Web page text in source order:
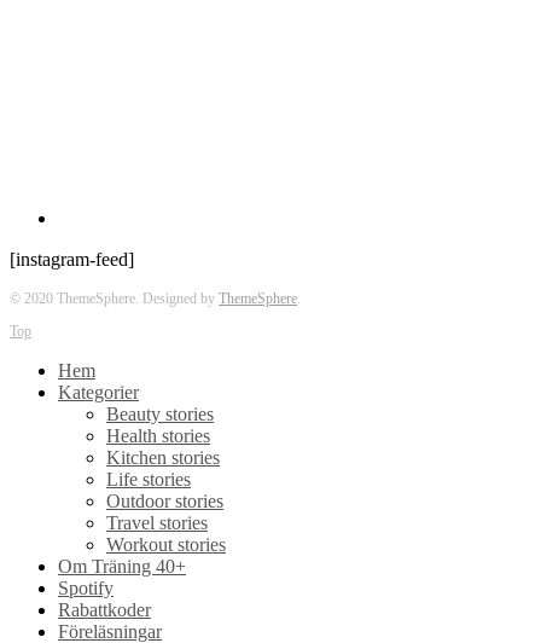
[instagram-feed]
© 2020 ThemeSphere. Designed by ThemeSphere
Top
Hem
Kategorier
Beauty stories
Health stories
Kitchen stories
Life stories
Outdoor stories
Travel stories
Workout stories
Om Träning 40+
Spotify
Rabattkoder
Föreläsningar